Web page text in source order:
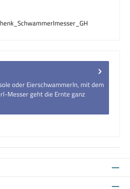
oder Eierschwammerln, mit dem
Messer geht die Ernte ganz